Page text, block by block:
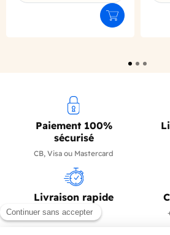
Ajouter au
Paiement 100%
sécurisé
CB, Visa ou Mastercard
Livraison rapide
en 24/72h